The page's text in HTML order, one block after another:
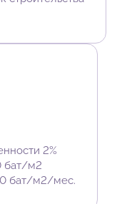
2%
бат/м2
бат/м2/мес.